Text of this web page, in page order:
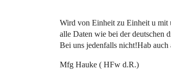
Wird von Einheit zu Einheit u mit
alle Daten wie bei der deutschen
Bei uns jedenfalls nicht!Hab auch
Mfg Hauke ( HFw d.R.)